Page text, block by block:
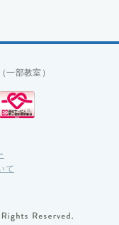
（一部教室）
て